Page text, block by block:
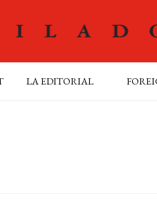
LA EDITORIAL